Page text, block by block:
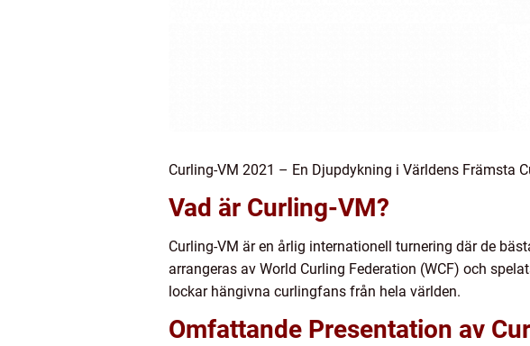
Curling-VM 2021 – En Djupdykning i Världens Främsta
Vad är Curling-VM?
Curling-VM är en årlig internationell turnering där de
arrangeras av World Curling Federation (WCF) och
lockar hängivna curlingfans från hela världen.
Omfattande Presentation av